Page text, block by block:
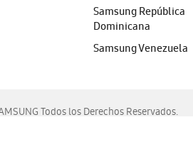
Samsung República
Dominicana
Samsung Venezuela
Todos los Derechos Reservados.